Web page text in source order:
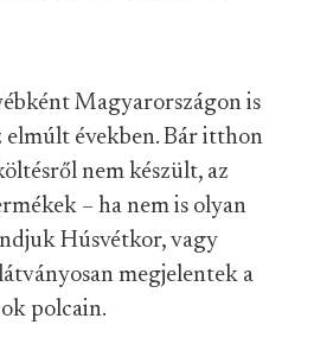
Magyarországon is
években. Bár itthon
nem készült, az
– ha nem is olyan
Húsvétkor, vagy
megjelentek a
polcain.